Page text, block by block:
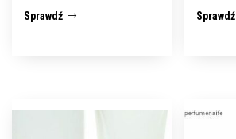
Sprawdź Sprawdź